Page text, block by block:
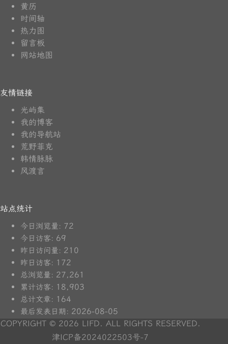
黄历
时间轴
热力图
留言板
网站地图
友情链接
光屿集
我的博客
我的导航站
荒野菲克
韩情脉脉
风渡言
站点统计
今日浏览量: 72
今日访客: 69
昨日访问量: 210
昨日访客: 172
总浏览量: 27,261
累计访客: 18,903
总计文章: 164
最后发表日期: 2026-08-05
COPYRIGHT © 2026 LIFD. ALL RIGHTS RESERVED.
津ICP备2024022503号-7